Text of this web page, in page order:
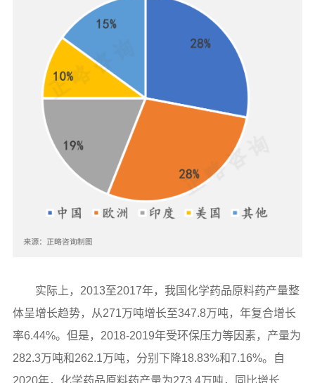
实际上，2013至2017年，我国化学药品原料药产量整
体呈增长趋势，从271万吨增长至347.8万吨，年复合增长
率6.44%。但是，2018-2019年受环保压力等因素，产量为
282.3万吨和262.1万吨，分别下降18.83%和7.16%。自
2020年，化学药品原料药产量为273.4万吨，同比增长